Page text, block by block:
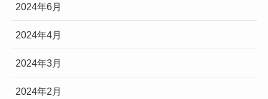
2024年6月
2024年4月
2024年3月
2024年2月